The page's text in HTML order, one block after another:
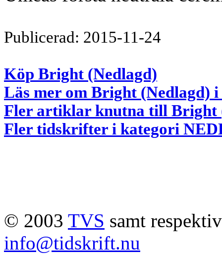
Publicerad: 2015-11-24
Köp Bright (Nedlagd)
Läs mer om Bright (Nedlagd)
Fler artiklar knutna till Bright
Fler tidskrifter i kategori
© 2003 TVS samt
info@tidskrift.nu